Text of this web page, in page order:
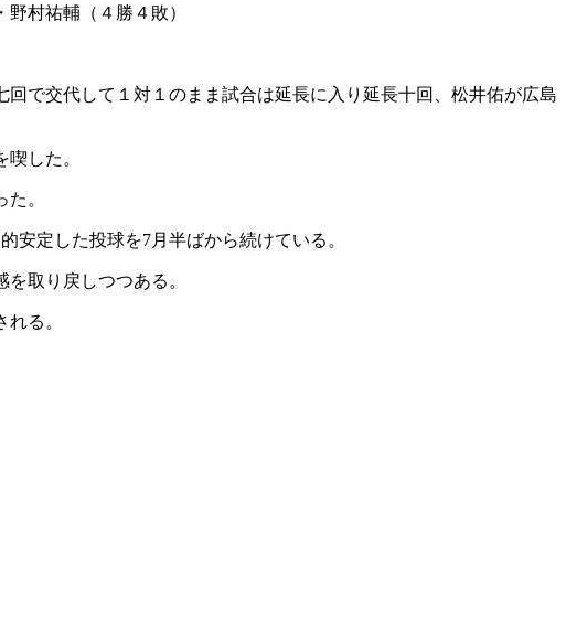
村祐輔（４勝４敗）
で交代して１対１のまま試合は延長に入り延長十回、松井佑が広島
した。
。
安定した投球を7月半ばから続けている。
取り戻しつつある。
る。